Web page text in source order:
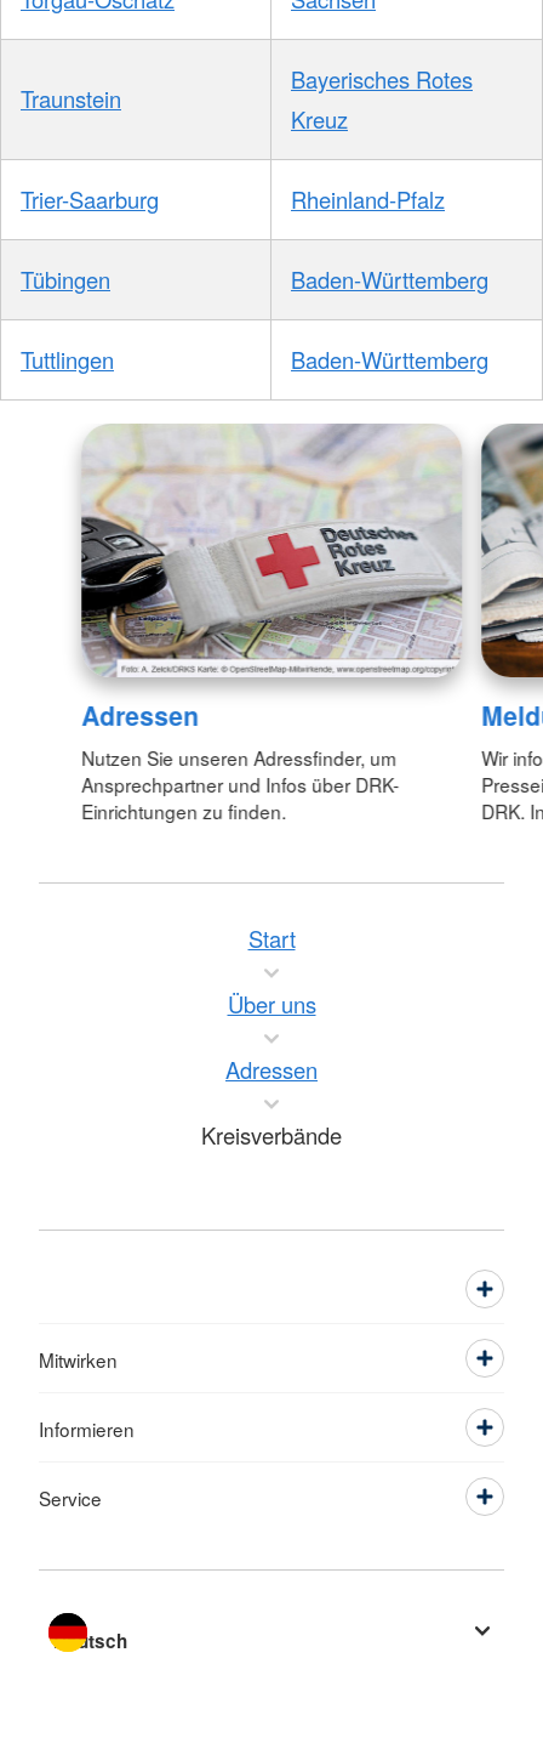
Traunstein
Bayerisches Rotes
Kreuz
Trier-Saarburg Rheinland-Pfalz
Tübingen Baden-Württemberg
Tuttlingen Baden-Württemberg
Adressen
Nutzen Sie unseren Adressfinder, um
Ansprechpartner und Infos über DRK-
Einrichtungen zu finden.
Wir
DRK.
Start
Über uns
Adressen
Kreisverbände
Mitwirken
Informieren
Service
Sprache wechseln zu